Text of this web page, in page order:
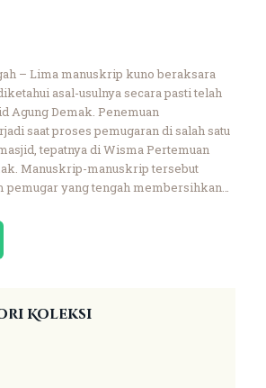
– Lima manuskrip kuno beraksara
asal-usulnya secara pasti telah
Agung Demak. Penemuan
saat proses pemugaran di salah satu
tepatnya di Wisma Pertemuan
Manuskrip-manuskrip tersebut
pemugar yang tengah membersihkan…
Koleksi